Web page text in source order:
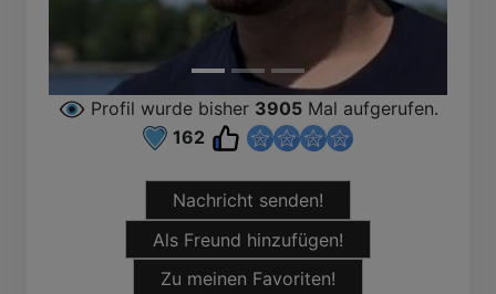
Profil wurde bisher 3905Mal aufgerufen.
162
Nachricht senden!
Als Freund hinzufügen!
Zu meinen Favoriten!